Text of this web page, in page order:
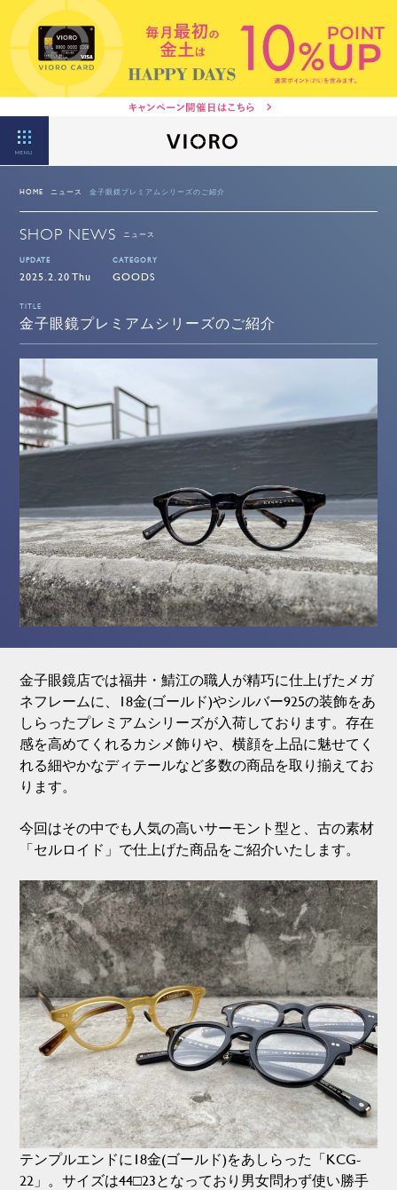
MENU
HOME ニュース 金子眼鏡プレミアムシリーズのご紹介
SHOP NEWS ニュース
UPDATE
2025.2.20 Thu
CATEGORY
GOODS
TITLE
金子眼鏡プレミアムシリーズのご紹介
金子眼鏡店では福井・鯖江の職人が精巧に仕上げたメガ
ネフレームに、18金(ゴールド)やシルバー925の装飾をあ
しらったプレミアムシリーズが入荷しております。存在
感を高めてくれるカシメ飾りや、横顔を上品に魅せてく
れる細やかなディテールなど多数の商品を取り揃えてお
ります。
今回はその中でも人気の高いサーモント型と、古の素材
「セルロイド」で仕上げた商品をご紹介いたします。
テンプルエンドに18金(ゴールド)をあしらった「KCG-
22」。サイズは44□23となっており男女問わず使い勝手